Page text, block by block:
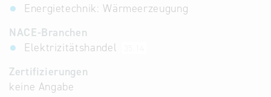
Energietechnik: Wärmeerzeugung
NACE-Branchen
Elektrizitätshandel
Zertifizierungen
keine Angabe